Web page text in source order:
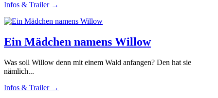
Infos & Trailer →
Ein Mädchen namens Willow
Was soll Willow denn mit einem Wald anfangen? Den hat sie
nämlich...
Infos & Trailer →